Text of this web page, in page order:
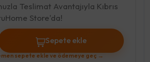
Teslimat Avantajıyla Kıbrıs
Store'da!
Sepete ekle
sepete ekle ve ödemeye geç →